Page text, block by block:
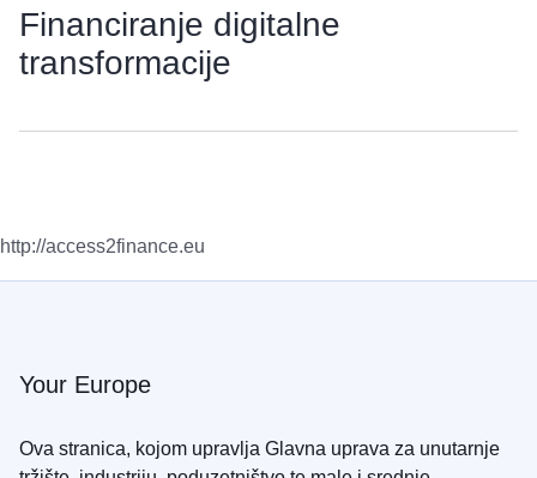
Financiranje digitalne
transformacije
http://access2finance.eu
Your Europe
Ova stranica, kojom upravlja Glavna uprava za unutarnje